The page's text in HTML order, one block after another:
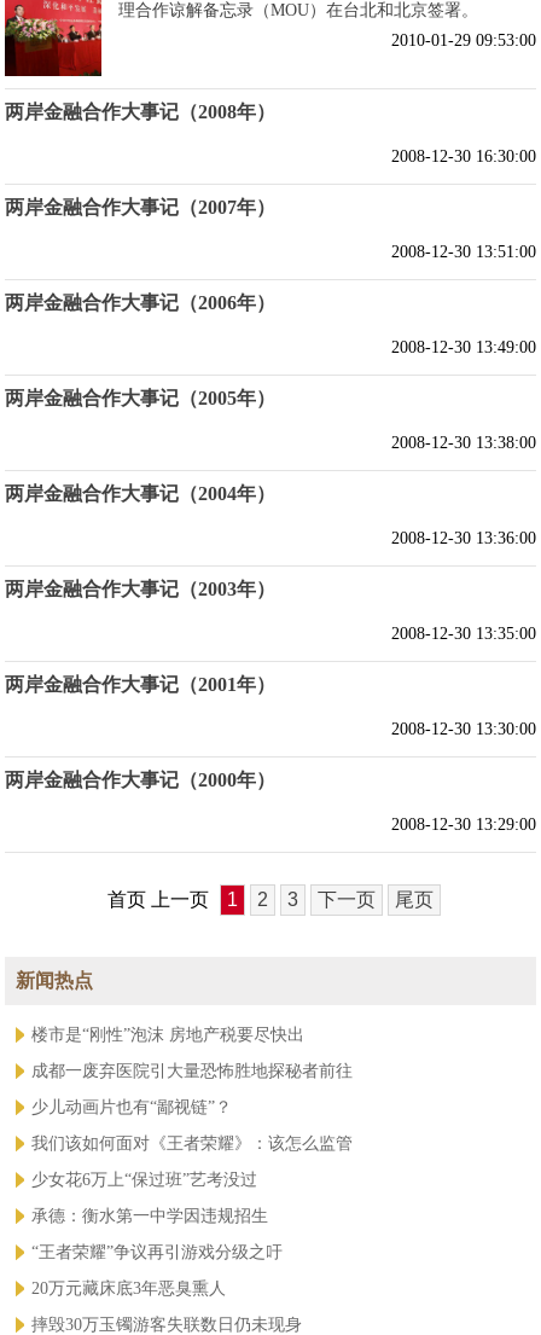
理合作谅解备忘录（MOU）在台北和北京签署。
2010-01-29 09:53:00
两岸金融合作大事记（2008年）
2008-12-30 16:30:00
两岸金融合作大事记（2007年）
2008-12-30 13:51:00
两岸金融合作大事记（2006年）
2008-12-30 13:49:00
两岸金融合作大事记（2005年）
2008-12-30 13:38:00
两岸金融合作大事记（2004年）
2008-12-30 13:36:00
两岸金融合作大事记（2003年）
2008-12-30 13:35:00
两岸金融合作大事记（2001年）
2008-12-30 13:30:00
两岸金融合作大事记（2000年）
2008-12-30 13:29:00
首页 上一页 1 2 3 下一页 尾页
新闻热点
楼市是“刚性”泡沫 房地产税要尽快出
成都一废弃医院引大量恐怖胜地探秘者前往
少儿动画片也有“鄙视链”？
我们该如何面对《王者荣耀》：该怎么监管
少女花6万上“保过班”艺考没过
承德：衡水第一中学因违规招生
“王者荣耀”争议再引游戏分级之吁
20万元藏床底3年恶臭熏人
摔毁30万玉镯游客失联数日仍未现身